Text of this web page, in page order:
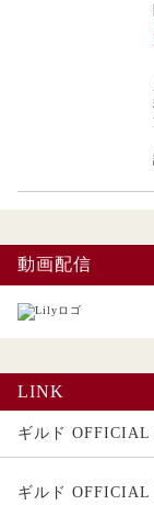
動画配信
LINK
ギルド OFFICIAL
ギルド OFFICIAL